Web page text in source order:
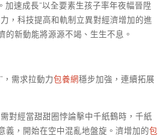
加速成長“以全要素生孩子率年夜幅晉陞
，科技提高和軌制立異對經濟增加的進
的新動能將源源不竭、生生不息。
，需求拉動力包養網穩步加強，連續拓展
對經當甜甜圈悖論擊中千紙鶴時，千紙
義，開始在空中混亂地盤旋。濟增加的包